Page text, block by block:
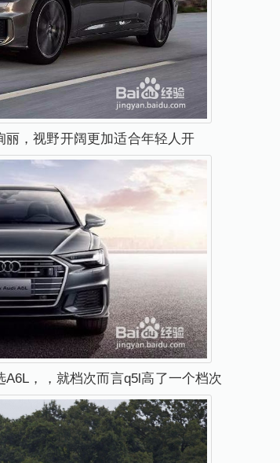
，视野开阔更加适合年轻人开
，，就档次而言q5l高了一个档次